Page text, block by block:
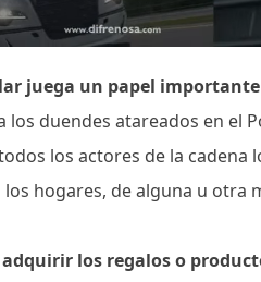
juega un papel
los duendes atareados en el
los actores de la
hogares, de alguna u otra
los regalos o